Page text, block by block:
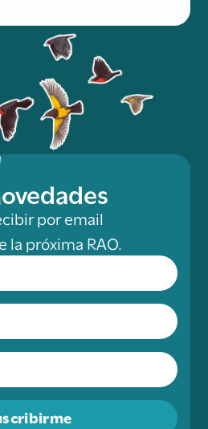
por email
próxima RAO.